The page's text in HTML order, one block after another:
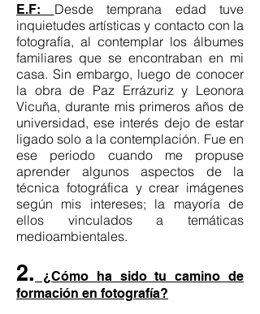
E.F: Desde temprana edad tuve
inquietudes artísticas y contacto con la
fotografía, al contemplar los álbumes
familiares que se encontraban en mi
casa. Sin embargo, luego de conocer
la obra de Paz Errázuriz y Leonora
Vicuña, durante mis primeros años de
universidad, ese interés dejo de estar
ligado solo a la contemplación. Fue en
ese periodo cuando me propuse
aprender algunos aspectos de la
técnica fotográfica y crear imágenes
según mis intereses; la mayoría de
ellos vinculados a temáticas
medioambientales.
2.
¿Cómo ha sido tu camino de
formación en fotografía?